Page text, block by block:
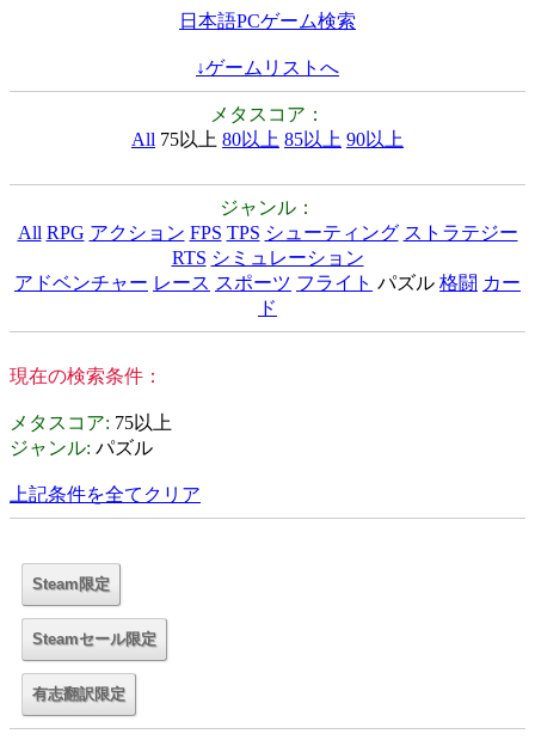
日本語PCゲーム検索
↓ゲームリストへ
メタスコア：
All 75以上 80以上 85以上 90以上
ジャンル：
All RPG アクション FPS TPS シューティング ストラテジー
RTS シミュレーション
アドベンチャー レース スポーツ フライト パズル 格闘 カー
ド
現在の検索条件：
メタスコア: 75以上
ジャンル: パズル
上記条件を全てクリア